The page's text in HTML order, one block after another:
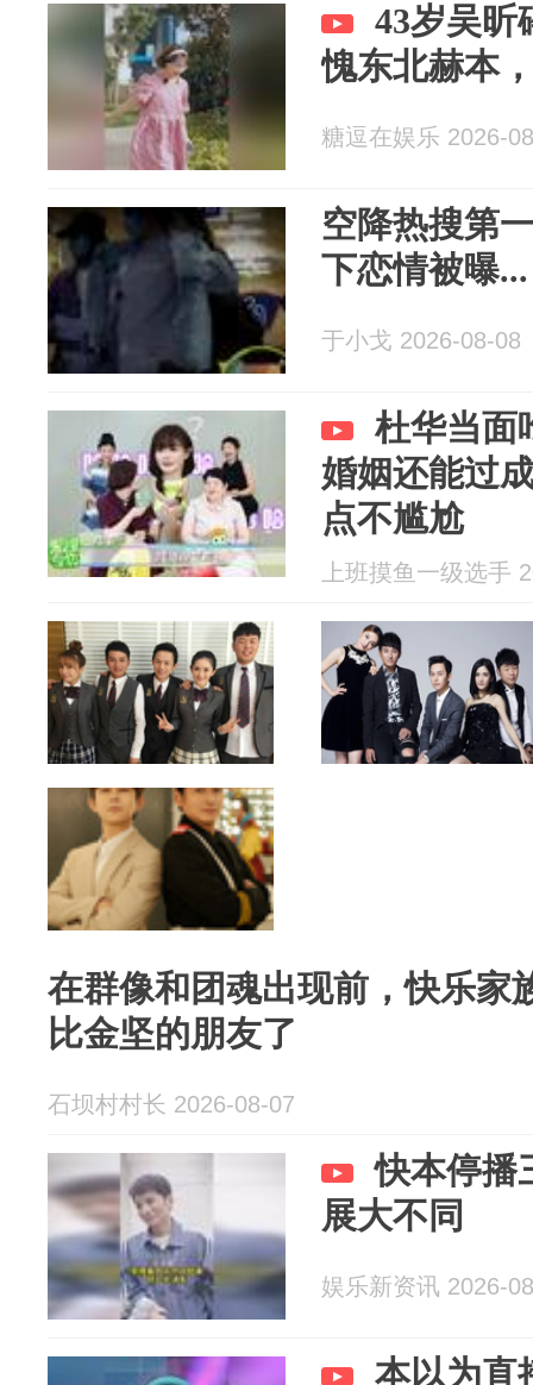
43岁吴昕
愧东北赫本
糖逗在娱乐 2026-
空降热搜第
下恋情被曝...
于小戈 2026-08-08
杜华当面
婚姻还能过
点不尴尬
上班摸鱼一级选手
在群像和团魂出现前，快乐家
比金坚的朋友了
石坝村村长 2026-08-07
快本停播
展大不同
娱乐新资讯 2026-
本以为直